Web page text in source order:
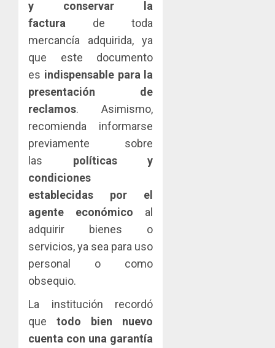
y conservar la
factura de toda
mercancía adquirida, ya
que este documento
es indispensable para la
presentación de
reclamos. Asimismo,
recomienda informarse
previamente sobre
las políticas y
condiciones
establecidas por el
agente económico al
adquirir bienes o
servicios, ya sea para uso
personal o como
obsequio.
La institución recordó
quetodo bien nuevo
cuenta con una garantía